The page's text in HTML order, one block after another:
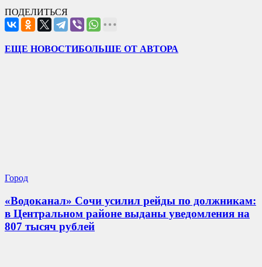
ПОДЕЛИТЬСЯ
ЕЩЕ НОВОСТИБОЛЬШЕ ОТ АВТОРА
Город
«Водоканал» Сочи усилил рейды по должникам:
в Центральном районе выданы уведомления на
807 тысяч рублей